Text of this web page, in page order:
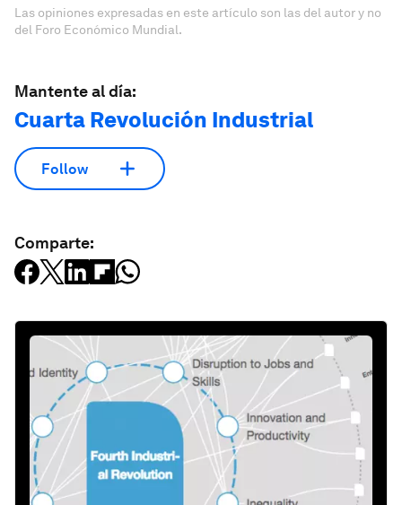
Las opiniones expresadas en este artículo son las del autor y no
del Foro Económico Mundial.
Mantente al día:
Cuarta Revolución Industrial
Follow
Comparte: